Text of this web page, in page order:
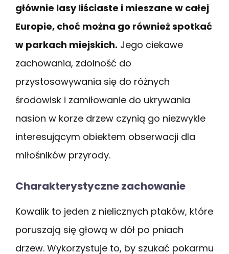
głównie lasy liściaste i mieszane w całej
Europie, choć można go również spotkać
w parkach miejskich. Jego ciekawe
zachowania, zdolność do
przystosowywania się do różnych
środowisk i zamiłowanie do ukrywania
nasion w korze drzew czynią go niezwykle
interesującym obiektem obserwacji dla
miłośników przyrody.
Charakterystyczne zachowanie
Kowalik to jeden z nielicznych ptaków, które
poruszają się głową w dół po pniach
drzew. Wykorzystuje to, by szukać pokarmu